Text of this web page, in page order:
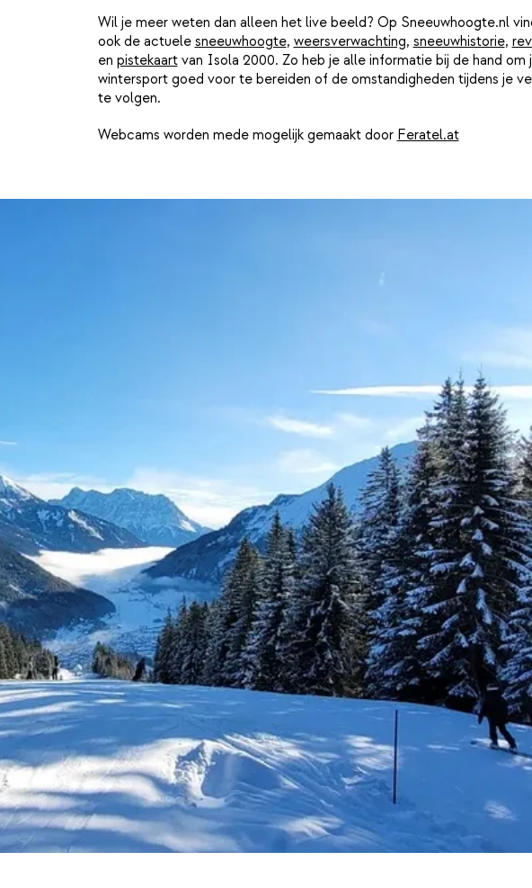
Wil je meer weten dan alleen het live beeld? Op Sneeuwhoogte.nl
ook de actuele sneeuwhoogte, weersverwachting, sneeuwhistorie,
en pistekaartvan Isola 2000. Zo heb je alle informatie bij de hand om
wintersport goed voor te bereiden of de omstandigheden tijdens je
te volgen.
Webcams worden mede mogelijk gemaakt door Feratel.at